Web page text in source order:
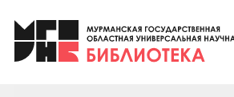
Клуб «Гиря и
Клуб «Семейный архив»